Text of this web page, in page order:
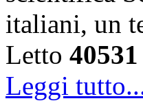
italiani, un
Letto 40531
Leggi